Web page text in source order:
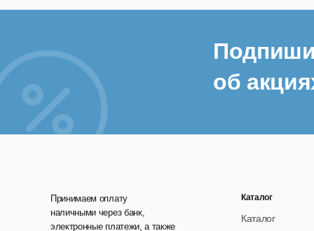
об
Принимаем оплату
наличными через банк,
электронные платежи, а также
Каталог
Каталог